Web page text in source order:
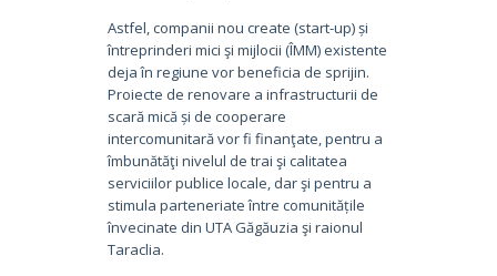
Astfel, companii nou create (start-up) și
întreprinderi mici şi mijlocii (ÎMM) existente
deja în regiune vor beneficia de sprijin.
Proiecte de renovare a infrastructurii de
scară mică și de cooperare
intercomunitară vor fi finanţate, pentru a
îmbunătăţi nivelul de trai şi calitatea
serviciilor publice locale, dar şi pentru a
stimula parteneriate între comunitățile
învecinate din UTA Găgăuzia şi raionul
Taraclia.